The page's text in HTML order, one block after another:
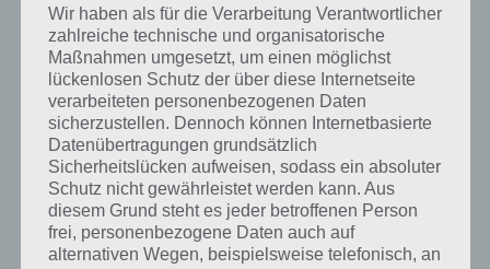
Gameplay Video zu Slip Away
Damit du dir einen guten Eindruck von Slip Away machen kannst,
haben wir noch ein Gameplay Video für euch eingebunden. Hier das
Video:
Wir haben als für die Verarbeitung Verantwortlicher
zahlreiche technische und organisatorische
Maßnahmen umgesetzt, um einen möglichst
lückenlosen Schutz der über diese Internetseite
verarbeiteten personenbezogenen Daten
sicherzustellen. Dennoch können Internetbasierte
Datenübertragungen grundsätzlich
Sicherheitslücken aufweisen, sodass ein absoluter
Schutz nicht gewährleistet werden kann. Aus
diesem Grund steht es jeder betroffenen Person
frei, personenbezogene Daten auch auf
alternativen Wegen, beispielsweise telefonisch, an